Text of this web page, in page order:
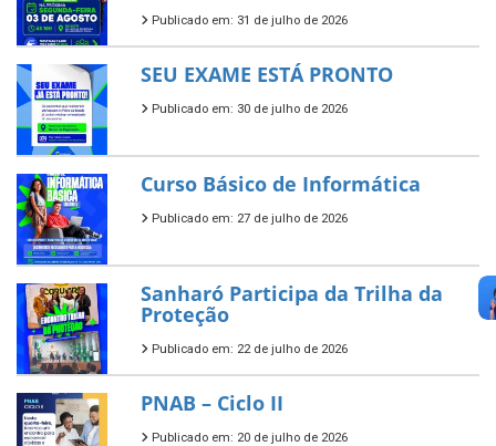
Publicado em: 31 de julho de 2026
SEU EXAME ESTÁ PRONTO
Publicado em: 30 de julho de 2026
Curso Básico de Informática
Publicado em: 27 de julho de 2026
Sanharó Participa da Trilha da
Proteção
Publicado em: 22 de julho de 2026
PNAB – Ciclo II
Publicado em: 20 de julho de 2026